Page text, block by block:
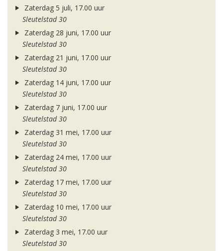
Zaterdag 5 juli, 17.00 uur
Sleutelstad 30
Zaterdag 28 juni, 17.00 uur
Sleutelstad 30
Zaterdag 21 juni, 17.00 uur
Sleutelstad 30
Zaterdag 14 juni, 17.00 uur
Sleutelstad 30
Zaterdag 7 juni, 17.00 uur
Sleutelstad 30
Zaterdag 31 mei, 17.00 uur
Sleutelstad 30
Zaterdag 24 mei, 17.00 uur
Sleutelstad 30
Zaterdag 17 mei, 17.00 uur
Sleutelstad 30
Zaterdag 10 mei, 17.00 uur
Sleutelstad 30
Zaterdag 3 mei, 17.00 uur
Sleutelstad 30